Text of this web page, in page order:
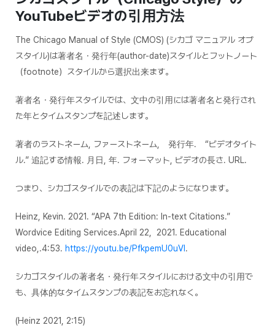
YouTubeビデオの引用方法
The Chicago Manual of Style (CMOS) (シカゴ マニュアル オブ
スタイル)は著者名・発行年(author-date)スタイルとフットノート
（footnote）スタイルから選択出来ます。
著者名・発行年スタイルでは、文中の引用には著者名と発行され
た年とタイムスタンプを記述します。
著者のラストネーム, ファーストネーム, 発行年. “ビデオタイト
ル.” 追記する情報. 月日, 年. フォーマット, ビデオの長さ. URL.
つまり、シカゴスタイルでの表記は下記のようになります。
Heinz, Kevin. 2021. “APA 7th Edition: In-text Citations.”
Wordvice Editing Services.April 22, 2021. Educational
video,.4:53. https://youtu.be/PfkpemU0uVI.
シカゴスタイルの著者名・発行年スタイルにおける文中の引用で
も、具体的なタイムスタンプの表記をお忘れなく。
(Heinz 2021, 2:15)